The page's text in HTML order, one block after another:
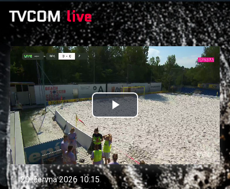
Přehrát
video
20. června 2026 10:15